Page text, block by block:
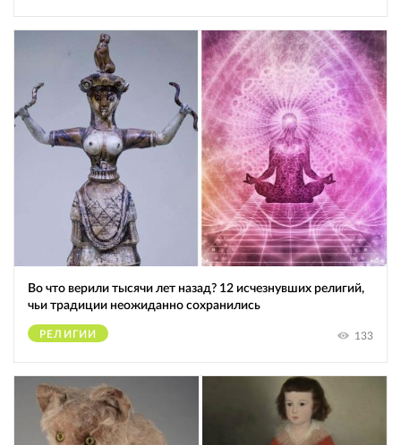
Во что верили тысячи лет назад? 12 исчезнувших религий,
чьи традиции неожиданно сохранились
РЕЛИГИИ 133